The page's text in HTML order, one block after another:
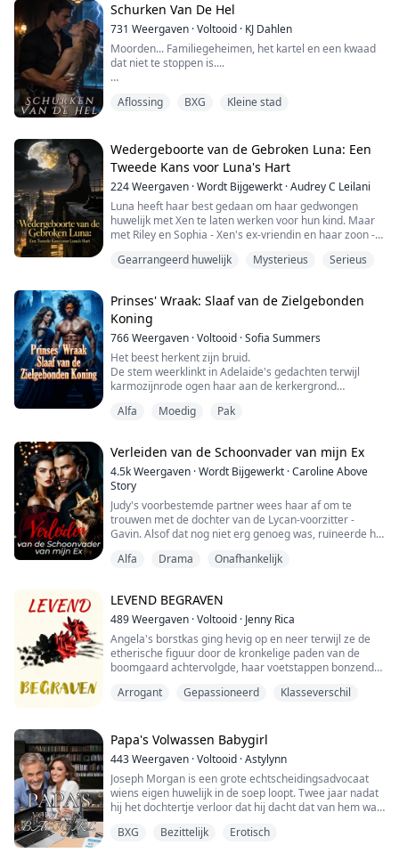
miljoenen volgers ooit is aangerand door een oude
man!"
"Wat?" Lisbeth Whitaker keek geschokt op, nie...
Schurken Van De Hel
731 Weergaven ·Voltooid · KJ Dahlen
Moorden... Familiegeheimen, het kartel en een kwaad
dat niet te stoppen is....
gerechtigheid te zoeken voor vermoorde slachtoffers
en ja, hij is net zo groot en gevaarlijk als hij klinkt.
Ondanks zijn duidelijke aantrekkingskracht tot haar...
Aflossing BXG Kleine stad
Wedergeboorte van de Gebroken Luna: Een
Tweede Kans voor Luna's Hart
224Weergaven ·Wordt Bijgewerkt ·Audrey C Leilani
Luna heeft haar best gedaan om haar gedwongen
huwelijk met Xen te laten werken voor hun kind. Maar
met Riley en Sophia - Xen's ex-vriendin en haar zoon -
Ollie, Xen's zoon, wordt al heel lang door zijn vader
Wanneer zijn laatste wens om zijn vader op zijn vijfde
verjaar...
Gearrangeerd huwelijk Mysterieus Serieus
Prinses' Wraak: Slaaf van de Zielgebonden
Koning
766Weergaven ·Voltooid ·Sofia Summers
Het beest herkent zijn bruid.
De stem weerklinkt in Adelaide's gedachten terwijl
karmozijnrode ogen haar aan de kerkergrond
"Bruid?" De prinses beeft, naakt en gedrogeerd.
Een Vervloekte Koning. Een Prinses Spion. Een
Dodelijke Overeenkomst.
Al 300 jaar raast de verwilderde Wolve...
Alfa Moedig Pak
Verleiden van de Schoonvader van mijn Ex
4.5kWeergaven ·Wordt Bijgewerkt ·Caroline Above
Story
Judy's voorbestemde partner wees haar af om te
trouwen met de dochter van de Lycan-voorzitter -
Gavin. Alsof dat nog niet erg genoeg was, ruïneerde hij
minnares te maken!
Gavin staat bekend om zijn macht, rijkdom en als de
ultieme playboy die nooit twee keer met dezelfde
vrouw sla...
Alfa Drama Onafhankelijk
LEVEND BEGRAVEN
489Weergaven ·Voltooid · Jenny Rica
Angela's borstkas ging hevig op en neer terwijl ze de
etherische figuur door de kronkelige paden van de
boomgaard achtervolgde, haar voetstappen bonzend
spookachtig licht over de scène, lange schaduwen
nemen voor de dood van haar zus, maar nu werd ze
gekweld door...
Arrogant Gepassioneerd Klasseverschil
Papa's Volwassen Babygirl
443Weergaven ·Voltooid ·Astylynn
Joseph Morgan is een grote echtscheidingsadvocaat
wiens eigen huwelijk in de soep loopt. Twee jaar nadat
hij het dochtertje verloor dat hij dacht dat van hem was
een gratis persoonlijke assistent via een contract.
BXG Bezittelijk Erotisch